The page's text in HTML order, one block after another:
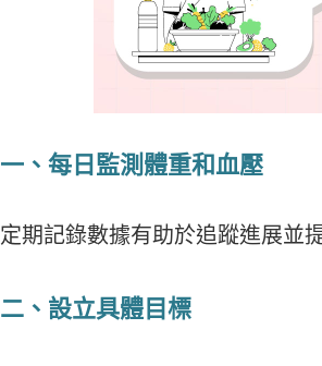
一、 每日監測體重和血壓
定期記錄數據有助於追蹤進展並
二、設立具體目標